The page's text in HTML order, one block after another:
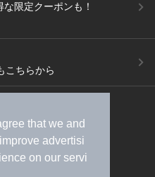
that we and
advertisi
on our servi
限定クーポンも！
こちらから
広告出稿のご案内
ルMEMBERS+規約
ヘルプ
採用情報